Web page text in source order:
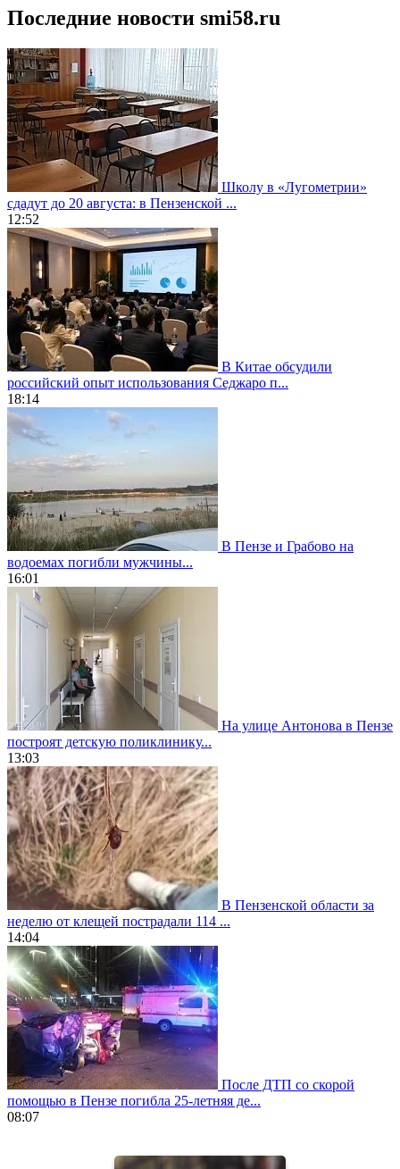
Последние новости smi58.ru
Школу в «Лугометрии»
сдадут до 20 августа: в Пензенской ...
12:52
В Китае обсудили
российский опыт использования Седжаро п...
18:14
В Пензе и Грабово на
водоемах погибли мужчины...
16:01
На улице Антонова в Пензе
построят детскую поликлинику...
13:03
В Пензенской области за
неделю от клещей пострадали 114 ...
14:04
После ДТП со скорой
помощью в Пензе погибла 25-летняя де...
08:07